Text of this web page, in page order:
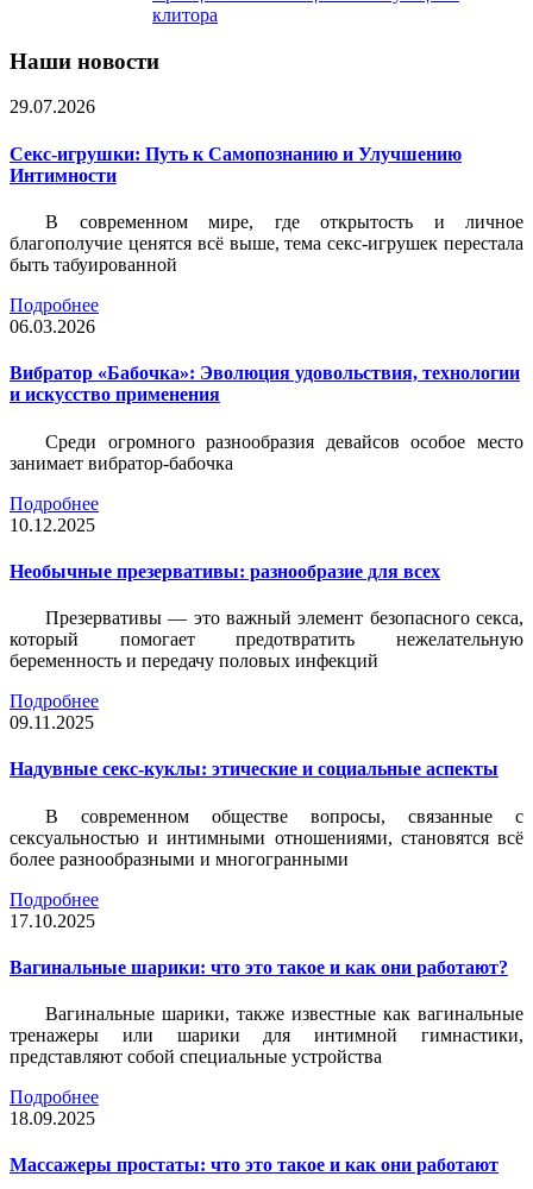
клитора
Наши новости
29.07.2026
Секс-игрушки: Путь к Самопознанию и Улучшению
Интимности
В современном мире, где открытость и личное
благополучие ценятся всё выше, тема секс-игрушек перестала
быть табуированной
Подробнее
06.03.2026
Вибратор «Бабочка»: Эволюция удовольствия, технологии
и искусство применения
Среди огромного разнообразия девайсов особое место
занимает вибратор-бабочка
Подробнее
10.12.2025
Необычные презервативы: разнообразие для всех
Презервативы — это важный элемент безопасного секса,
который помогает предотвратить нежелательную
беременность и передачу половых инфекций
Подробнее
09.11.2025
Надувные секс-куклы: этические и социальные аспекты
В современном обществе вопросы, связанные с
сексуальностью и интимными отношениями, становятся всё
более разнообразными и многогранными
Подробнее
17.10.2025
Вагинальные шарики: что это такое и как они работают?
Вагинальные шарики, также известные как вагинальные
тренажеры или шарики для интимной гимнастики,
представляют собой специальные устройства
Подробнее
18.09.2025
Массажеры простаты: что это такое и как они работают